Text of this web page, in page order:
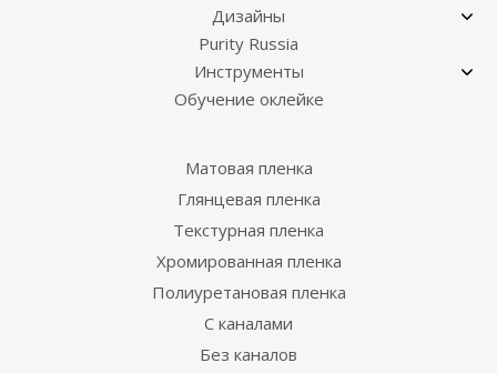
Дизайны
Purity Russia
Инструменты
Обучение оклейке
Матовая пленка
Глянцевая пленка
Текстурная пленка
Хромированная пленка
Полиуретановая пленка
С каналами
Без каналов